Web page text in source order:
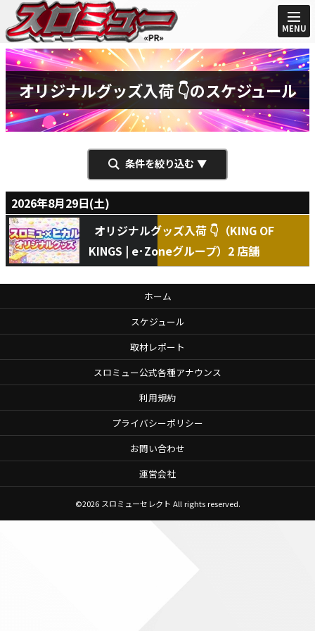
MENU
オリジナルグッズ入荷 👇のスケジュール
条件を絞り込む
2026年8月29日(土)
オリジナルグッズ入荷 👇（KING OF
KINGS | e･Zoneグループ）2 店舗
ホーム
スケジュール
取材レポート
スロミュー公式各種アナウンス
利用規約
プライバシーポリシー
お問い合わせ
運営会社
©2026 スロミューセレクト All rights reserved.